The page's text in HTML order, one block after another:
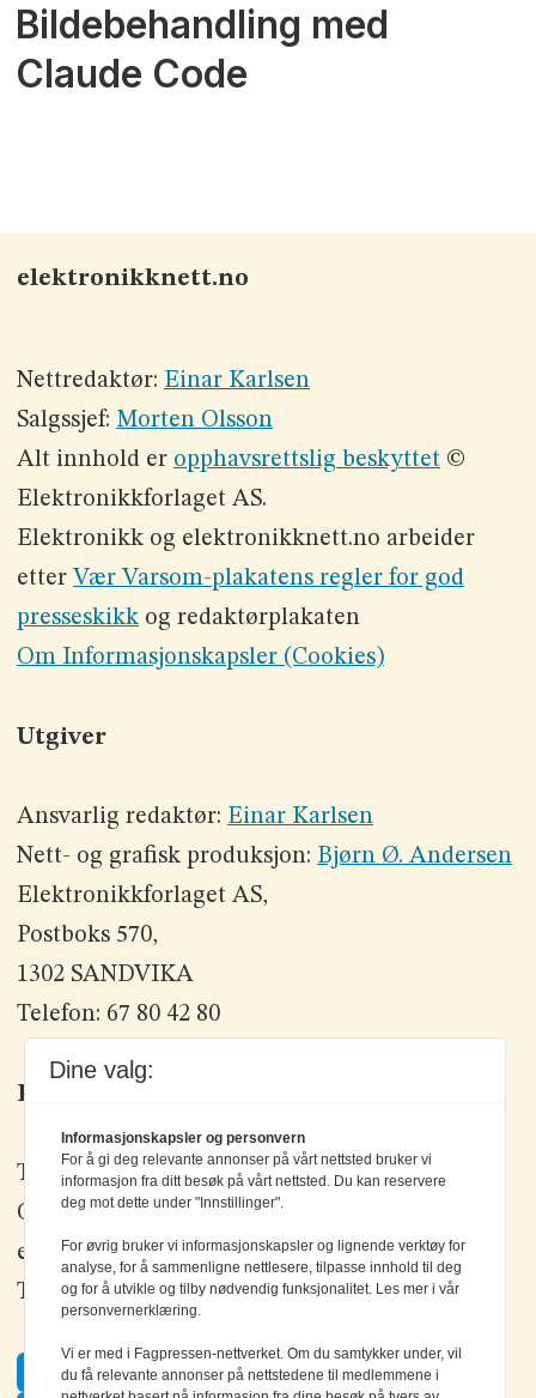
Bildebehandling med
Claude Code
elektronikknett.no
Nettredaktør: Einar Karlsen
Salgssjef: Morten Olsson
Alt innhold er opphavsrettslig beskyttet©
Elektronikkforlaget AS.
Elektronikk og elektronikknett.no arbeider
etter Vær Varsom-plakatens regler for god
presseskikkog redaktørplakaten
Om Informasjonskapsler (Cookies)
Utgiver
Ansvarlig redaktør: Einar Karlsen
Nett- og grafisk produksjon: Bjørn Ø. Andersen
Elektronikkforlaget AS,
Postboks 570,
1302 SANDVIKA
Telefon: 67 80 42 80
Kontakt oss
Tlf: +47 67 80 42 80
Olav Brunborgs vei 6, 1396 Billingstad
epost: elektronikk@elektronikkforlaget.no
Tips oss:tips@elektronikkforlaget.no
Facebook
Dine valg:
Informasjonskapsler og personvern
For å gi deg relevante annonser på vårt nettsted bruker vi
informasjon fra ditt besøk på vårt nettsted. Du kan reservere
deg mot dette under "Innstillinger".
For øvrig bruker vi informasjonskapsler og lignende verktøy for
analyse, for å sammenligne nettlesere, tilpasse innhold til deg
og for å utvikle og tilby nødvendig funksjonalitet. Les mer i vår
personvernerklæring.
Vi er med i Fagpressen-nettverket. Om du samtykker under, vil
du få relevante annonser på nettstedene til medlemmene i